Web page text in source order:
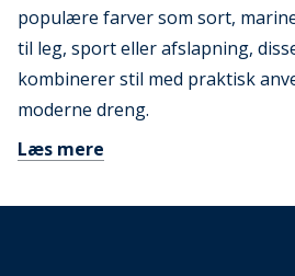
populære farver som sort,
til leg, sport eller afslapning,
kombinerer stil med praktisk
moderne dreng.
Læs mere